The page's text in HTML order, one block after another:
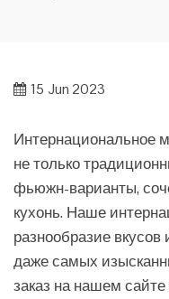
15 Jun 2023
Интернациональное
не только
фьюжн-варианты,
кухонь. Наше
разнообразие вкусов
даже самых
заказ на нашем